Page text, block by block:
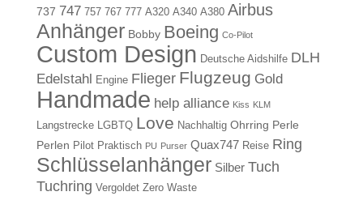
737 747 757 767 777 A320 A340 A380 Airbus
Anhänger Bobby Boeing Co-Pilot
Custom Design Deutsche Aidshilfe DLH
Edelstahl Engine Flieger Flugzeug Gold
Handmade help alliance Kiss KLM
Langstrecke LGBTQ Love Nachhaltig Ohrring Perle
Perlen Pilot Praktisch PU Purser Quax747 Reise Ring
Schlüsselanhänger Silber Tuch
Tuchring Vergoldet Zero Waste